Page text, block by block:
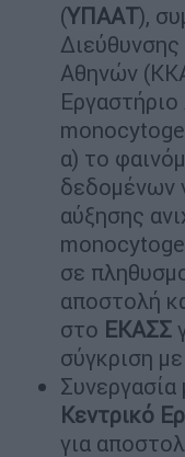
(ΥΠΑΑΤ),
Αθηνών
α) το
δεδομένων
αύξησης
σε
αποστολή
στο ΕΚΑΣΣ
σύγκριση
Συνεργασία
Κεντρικό
για